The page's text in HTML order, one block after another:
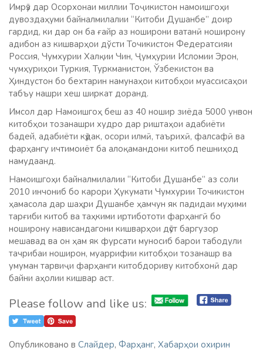
Имрӯз дар Осорхонаи миллии Тоҷикистон намоишгоҳи
дувоздаҳуми байналмилалии “Китоби Душанбе” доир
гардид, ки дар он ба ғайр аз ноширони ватанӣ ноширону
адибон аз кишварҳои дўсти Точикистон Федератсияи
Россия, Чумхурии Халқии Чин, Ҷумҳурии Исломии Эрон,
чумҳуриҳои Туркия, Туркманистон, Ўзбекистон ва
Ҳиндустон бо бехтарин намунаҳои китобҳои муассисаҳои
табъу нашри хеш ширкат доранд.
Имсол дар Намоишгоҳ беш аз 40 ношир зиёда 5000 унвон
китобҳои тозанашри худро дар риштаҳои адабиёти
бадей, адабиёти кӯдак, осори илмӣ, таърихӣ, фалсафӣ ва
фарҳангу ичтимоиёт ба алоқамандони китоб пешниҳод
намудаанд.
Намоишгоҳи байналмилалии “Китоби Душанбе” аз соли
2010 инчониб бо карори Ҳукумати Чумхурии Точикистон
ҳамасола дар шаҳри Душанбе ҳамчун як падидаи муҳими
тарғиби китоб ва таҳкими иртибототи фарҳангӣ бо
ноширону нависандагони кишварҳои дӯст баргузор
мешавад ва он ҳам як фурсати муносиб барои табодули
тачрибаи ноширон, муаррифии китобҳои тозанашр ва
умуман тарвиҷи фарҳанги китобдориву китобхонӣ дар
байни аҳолии кишвар аст.
Please follow and like us:
Опубликовано в Слайдер, Фарҳанг, Хабарҳои охирин